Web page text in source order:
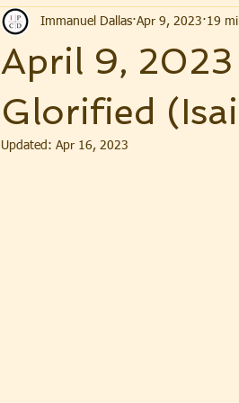
April 9,
Glorified
Immanuel Dallas Apr 9, 2023 19
Updated: Apr 16, 2023